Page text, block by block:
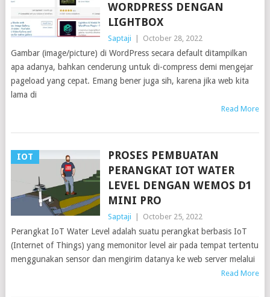
WORDPRESS DENGAN
LIGHTBOX
Saptaji October 28, 2022
Gambar (image/picture) di WordPress secara default ditampilkan
apa adanya, bahkan cenderung untuk di-compress demi mengejar
pageload yang cepat. Emang bener juga sih, karena jika web kita
lama di
Read More
IOT
PROSES PEMBUATAN
PERANGKAT IOT WATER
LEVEL DENGAN WEMOS D1
MINI PRO
Saptaji October 25, 2022
Perangkat IoT Water Level adalah suatu perangkat berbasis IoT
(Internet of Things) yang memonitor level air pada tempat tertentu
menggunakan sensor dan mengirim datanya ke web server melalui
Read More